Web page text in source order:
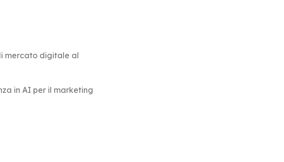
mercato digitale al
in AI per il marketing